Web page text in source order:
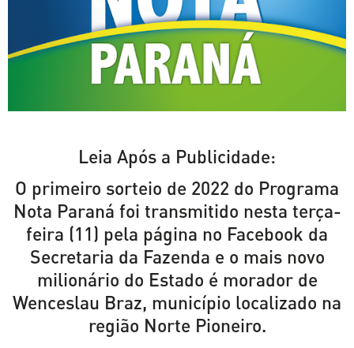
Leia Após a Publicidade:
O primeiro sorteio de 2022 do Programa
Nota Paraná foi transmitido nesta terça-
feira (11) pela página no Facebook da
Secretaria da Fazenda e o mais novo
milionário do Estado é morador de
Wenceslau Braz, município localizado na
região Norte Pioneiro.